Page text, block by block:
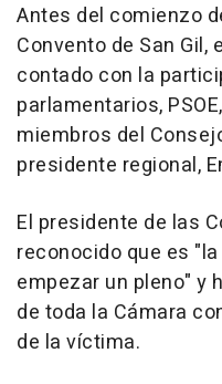
Antes del comienzo
Convento de San Gil,
contado con la
parlamentarios,
miembros del
presidente regional,
El presidente de las
reconocido que es
empezar un pleno" y
de toda la Cámara
de la víctima.